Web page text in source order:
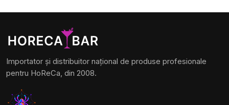
Importator și distribuitor național de produse profesionale
pentru HoReCa, din 2008.